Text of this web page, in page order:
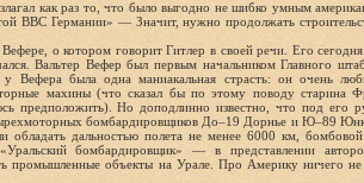
как раз то, что было выгодно не шибко умным
ВВС Германии» — Значит, нужно продолжать
о котором говорит Гитлер в своей речи. Его
Вальтер Вефер был первым начальником Главного
Вефера была одна маниакальная страсть: он очень
махины (что сказал бы по этому поводу старина
предположить). Но доподлинно известно, что под его
бомбардировщиков До–19 Дорнье и Ю–89
обладать дальностью полета не менее 6000 км,
бомбардировщик» — в представлении
промышленные объекты на Урале. Про Америку ничего не